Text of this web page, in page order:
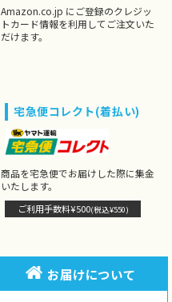
Amazon.co.jp にご登録のクレジッ
トカード情報を利用してご注文いた
だけます。
宅急便コレクト(着払い)
商品を宅急便でお届けした際に集金
いたします。
ご利用手数料¥500(税込¥550)
お届けについて